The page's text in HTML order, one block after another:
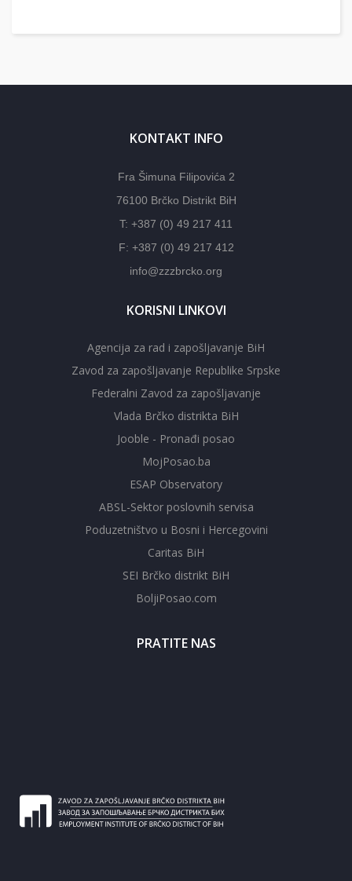
KONTAKT INFO
Fra Šimuna Filipovića 2
76100 Brčko Distrikt BiH
T: +387 (0) 49 217 411
F: +387 (0) 49 217 412
info@zzzbrcko.org
KORISNI LINKOVI
Agencija za rad i zapošljavanje BiH
Zavod za zapošljavanje Republike Srpske
Federalni Zavod za zapošljavanje
Vlada Brčko distrikta BiH
Jooble - Pronađi posao
MojPosao.ba
ESAP Observatory
ABSL-Sektor poslovnih servisa
Poduzetništvo u Bosni i Hercegovini
Caritas BiH
SEI Brčko distrikt BiH
BoljiPosao.com
PRATITE NAS